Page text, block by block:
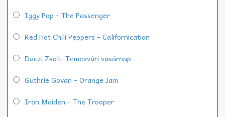
Iggy Pop - The Passenger
Red Hot Chili Peppers - Californication
Daczi Zsolt-Temesvári vasárnap
Guthrie Govan - Orange Jam
Iron Maiden - The Trooper